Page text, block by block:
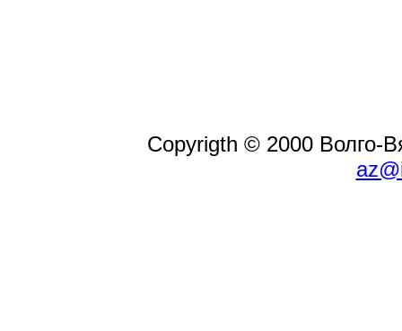
Copyrigth © 2000 Волго-